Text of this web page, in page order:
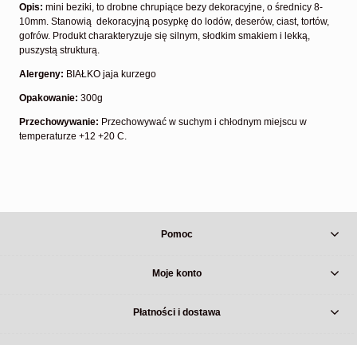
Opis: mini beziki, to drobne chrupiące bezy dekoracyjne, o średnicy 8-
10mm. Stanowią dekoracyjną posypkę do lodów, deserów, ciast, tortów,
gofrów. Produkt charakteryzuje się silnym, słodkim smakiem i lekką,
puszystą strukturą.
Alergeny: BIAŁKO jaja kurzego
Opakowanie: 300g
Przechowywanie: Przechowywać w suchym i chłodnym miejscu w
temperaturze +12 +20 C.
Pomoc
Moje konto
Płatności i dostawa